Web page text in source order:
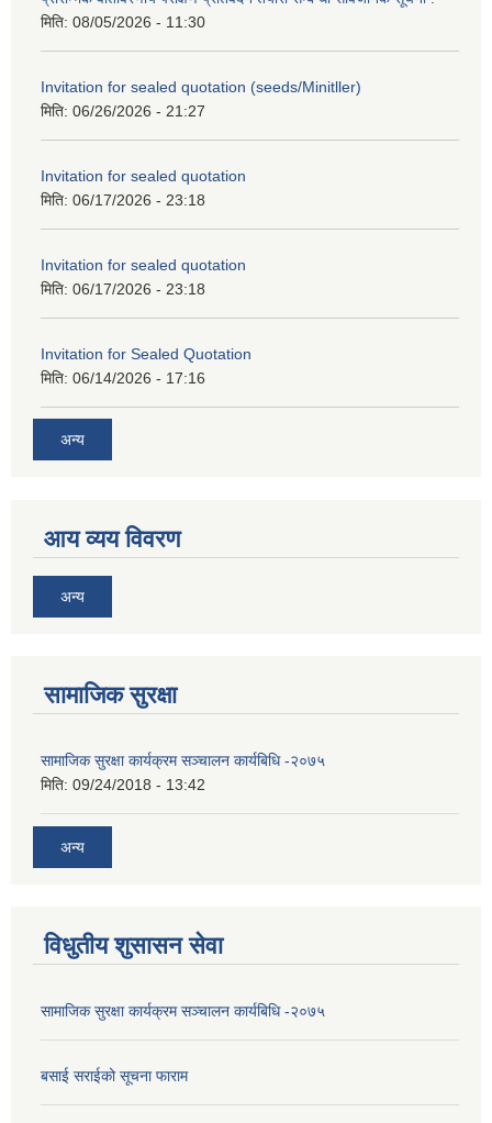
मिति: 08/05/2026 - 11:30
Invitation for sealed quotation (seeds/Minitller)
मिति: 06/26/2026 - 21:27
Invitation for sealed quotation
मिति: 06/17/2026 - 23:18
Invitation for sealed quotation
मिति: 06/17/2026 - 23:18
Invitation for Sealed Quotation
मिति: 06/14/2026 - 17:16
अन्य
आय व्यय विवरण
अन्य
सामाजिक सुरक्षा
सामाजिक सुरक्षा कार्यक्रम सञ्चालन कार्यबिधि -२०७५
मिति: 09/24/2018 - 13:42
अन्य
विधुतीय शुसासन सेवा
सामाजिक सुरक्षा कार्यक्रम सञ्चालन कार्यबिधि -२०७५
बसाई सराईको सूचना फाराम